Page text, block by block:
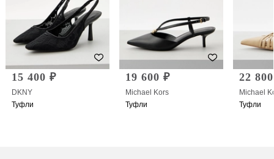
15 400 ₽
DKNY
Туфли
19 600 ₽
Michael Kors
Туфли
22
Michael
Туфли